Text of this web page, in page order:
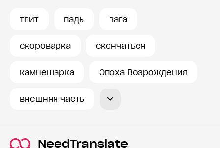
твит падь вага
скороварка скончаться
камнешарка Эпоха Возрождения
внешняя часть
NeedTranslate